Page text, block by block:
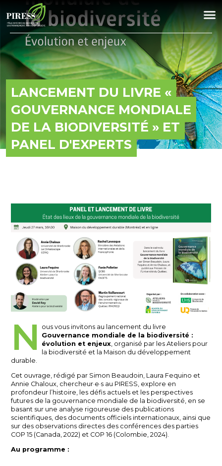
LANCEMENT DU LIVRE «
GOUVERNANCE MONDIALE
DE LA BIODIVERSITÉ » ET
PANEL D'EXPERTS
N
ous vous invitons au lancement du livre
Gouvernance mondiale de la biodiversité :
évolution et enjeux, organisé par les Ateliers pour
la biodiversité et la Maison du développement
durable.
Cet ouvrage, rédigé par Simon Beaudoin, Laura Fequino et
Annie Chaloux, chercheur·e·s au PIRESS, explore en
profondeur l’histoire, les défis actuels et les perspectives
futures de la gouvernance mondiale de la biodiversité, en se
basant sur une analyse rigoureuse des publications
scientifiques, des documents officiels internationaux, ainsi que
sur des observations directes des conférences des parties
COP 15 (Canada, 2022) et COP 16 (Colombie, 2024).
Au programme :